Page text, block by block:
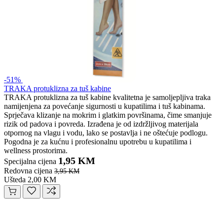
-51%
TRAKA protuklizna za tuš kabine
TRAKA protuklizna za tuš kabine kvalitetna je samoljepljiva traka
namijenjena za povećanje sigurnosti u kupatilima i tuš kabinama.
Sprječava klizanje na mokrim i glatkim površinama, čime smanjuje
rizik od padova i povreda. Izrađena je od izdržljivog materijala
otpornog na vlagu i vodu, lako se postavlja i ne oštećuje podlogu.
Pogodna je za kućnu i profesionalnu upotrebu u kupatilima i
wellness prostorima.
Specijalna cijena 1,95 KM
Redovna cijena 3,95 KM
Ušteda 2,00 KM